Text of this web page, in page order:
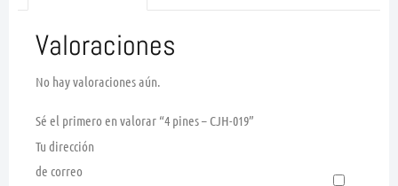
Valoraciones
No hay valoraciones aún.
Sé el primero en valorar “4 pines – CJH-019”
Tu dirección
de correo